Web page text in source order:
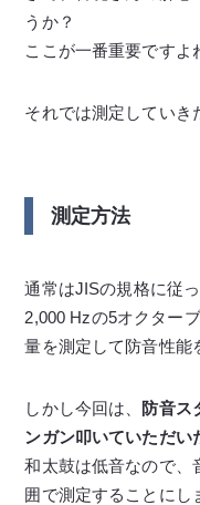
うか？
ここが一番重要ですよ
それでは測定していき
測定方法
通常はJISの規格に従
2,000 Hzの5オクター
量を測定して防音性能
しかし今回は、 防音ス
ンガン叩いていただい
和太鼓は低音なので、
囲で測定することにし